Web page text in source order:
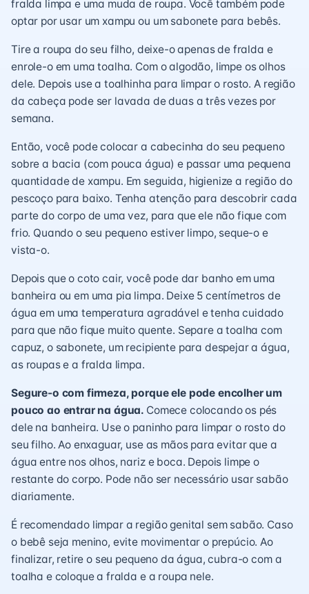
fralda limpa e uma muda de roupa. Você também pode
optar por usar um xampu ou um sabonete para bebês.
Tire a roupa do seu filho, deixe-o apenas de fralda e
enrole-o em uma toalha. Com o algodão, limpe os olhos
dele. Depois use a toalhinha para limpar o rosto. A região
da cabeça pode ser lavada de duas a três vezes por
semana.
Então, você pode colocar a cabecinha do seu pequeno
sobre a bacia (com pouca água) e passar uma pequena
quantidade de xampu. Em seguida, higienize a região do
pescoço para baixo. Tenha atenção para descobrir cada
parte do corpo de uma vez, para que ele não fique com
frio. Quando o seu pequeno estiver limpo, seque-o e
vista-o.
Depois que o coto cair, você pode dar banho em uma
banheira ou em uma pia limpa. Deixe 5 centímetros de
água em uma temperatura agradável e tenha cuidado
para que não fique muito quente. Separe a toalha com
capuz, o sabonete, um recipiente para despejar a água,
as roupas e a fralda limpa.
Segure-o com firmeza, porque ele pode encolher um
pouco ao entrar na água. Comece colocando os pés
dele na banheira. Use o paninho para limpar o rosto do
seu filho. Ao enxaguar, use as mãos para evitar que a
água entre nos olhos, nariz e boca. Depois limpe o
restante do corpo. Pode não ser necessário usar sabão
diariamente.
É recomendado limpar a região genital sem sabão. Caso
o bebê seja menino, evite movimentar o prepúcio. Ao
finalizar, retire o seu pequeno da água, cubra-o com a
toalha e coloque a fralda e a roupa nele.